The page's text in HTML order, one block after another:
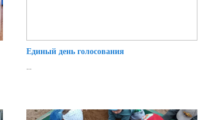
Единый день голосования
...